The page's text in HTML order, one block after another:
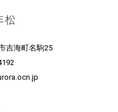
松
吉海町名駒25